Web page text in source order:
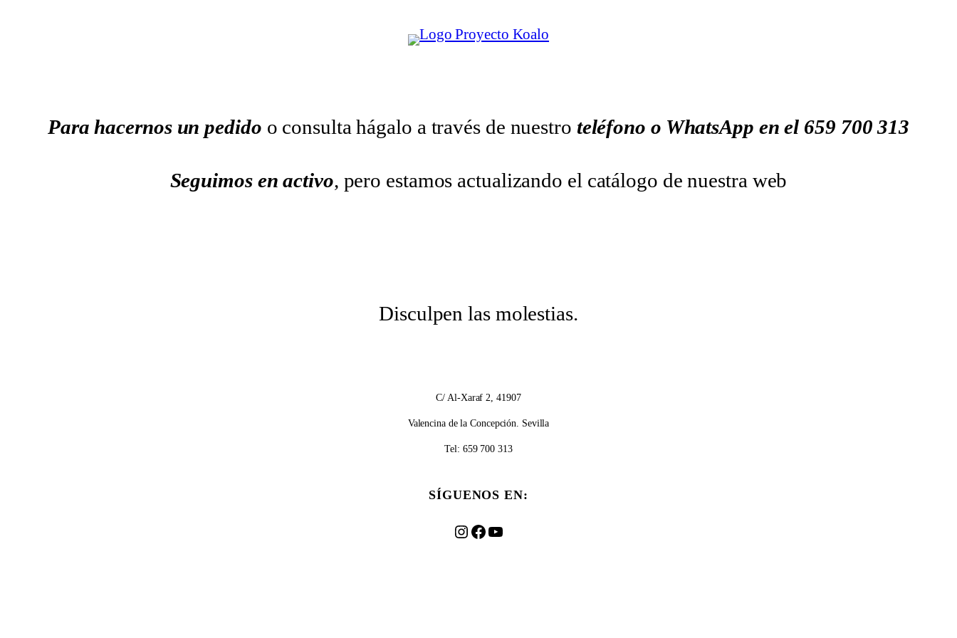
Para hacernos un pedido o consulta hágalo a través de nuestro teléfono o WhatsApp en el 659 700 313
Seguimos en activo, pero estamos actualizando el catálogo de nuestra web
Disculpen las molestias.
C/ Al-Xaraf 2 ,41907
Valencina de la Concepción. Sevilla
Tel: 659 700 313
SÍGUENOS EN:
Instagram
Facebook
YouTube